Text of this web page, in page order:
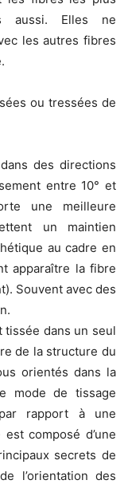
aussi. Elles ne
les autres fibres
ou tressées de
des directions
entre 10° et
une meilleure
un maintien
au cadre en
apparaître la fibre
Souvent avec des
dans un seul
de la structure du
orientés dans la
mode de tissage
rapport à une
composé d’une
secrets de
l’orientation des